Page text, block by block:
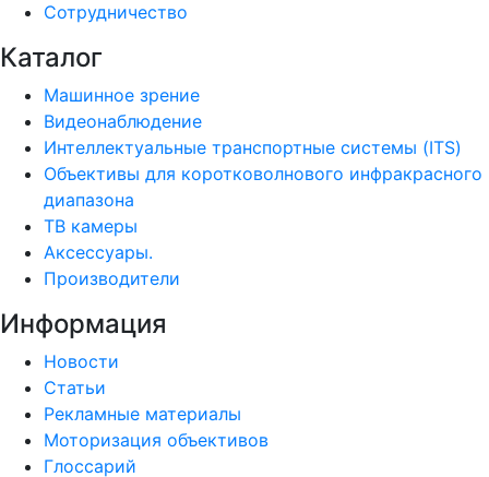
Сотрудничество
Каталог
Машинное зрение
Видеонаблюдение
Интеллектуальные транспортные системы (ITS)
Объективы для коротковолнового инфракрасного
диапазона
ТВ камеры
Аксессуары.
Производители
Информация
Новости
Статьи
Рекламные материалы
Моторизация объективов
Глоссарий